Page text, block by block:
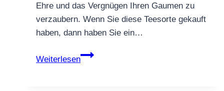
Ehre und das Vergnügen Ihren Gaumen zu
verzaubern. Wenn Sie diese Teesorte gekauft
haben, dann haben Sie ein…
Weiterlesen
FRÜCHTETEE